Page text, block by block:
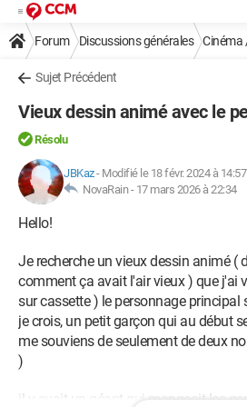
Forum Discussions générales Cinéma
Sujet Précédent
Vieux dessin animé avec le
Résolu
JBKaz- Modifié le 18 févr. 2024 à 14:57
NovaRain - 17 mars 2026 à 22:34
Hello!
Je recherche un vieux dessin animé (
comment ça avait l'air vieux ) que j'ai
sur cassette ) le personnage principal
je crois, un petit garçon qui au début
me souviens de seulement de deux
)
il y avait un géant qui mangeait les